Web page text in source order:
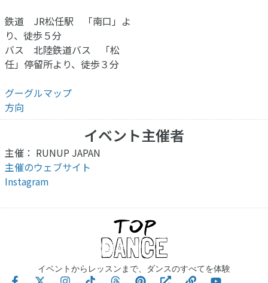
鉄道 JR松任駅 「南口」よ
り、徒歩５分
バス 北陸鉄道バス 「松
任」停留所より、徒歩３分
グーグルマップ
方向
イベント主催者
主催： RUNUP JAPAN
主催のウェブサイト
Instagram
イベントからレッスンまで、ダンスのすべてを体験